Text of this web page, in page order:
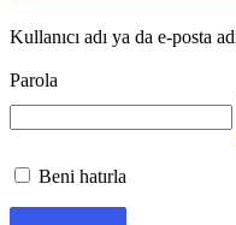
Kullanıcı adı ya da e-posta
Parola
Beni hatırla